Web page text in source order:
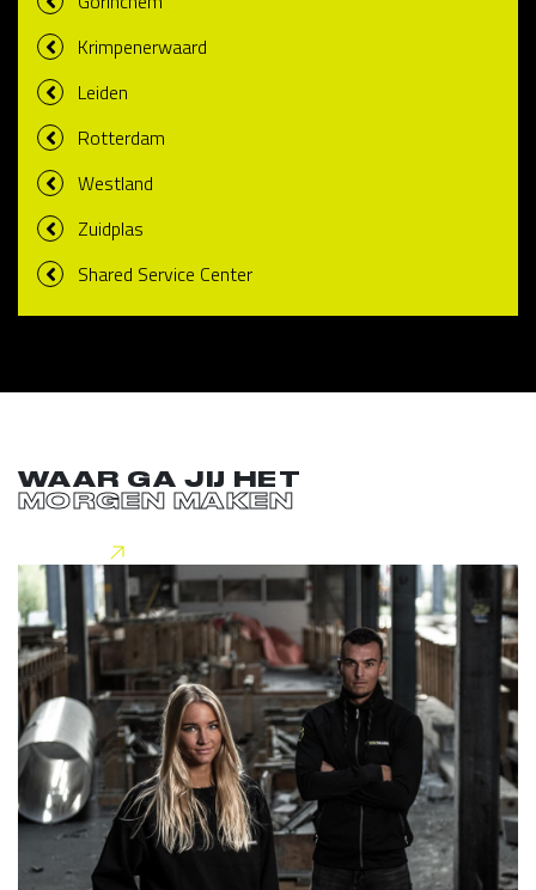
Krimpenerwaard
Leiden
Rotterdam
Westland
Zuidplas
Shared Service Center
WAAR GA JIJ HET
MORGEN MAKEN